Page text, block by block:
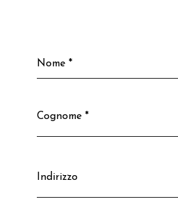
Nome *
Cognome *
Indirizzo